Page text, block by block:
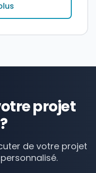
projet
de votre projet